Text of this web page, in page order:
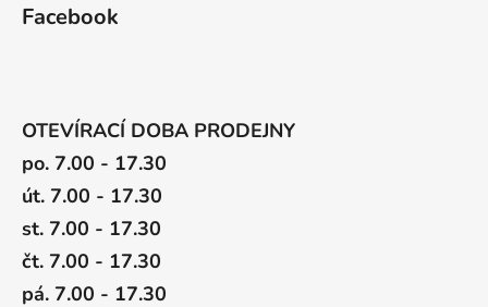
Facebook
OTEVÍRACÍ DOBA PRODEJNY
po. 7.00 - 17.30
út. 7.00 - 17.30
st. 7.00 - 17.30
čt. 7.00 - 17.30
pá. 7.00 - 17.30